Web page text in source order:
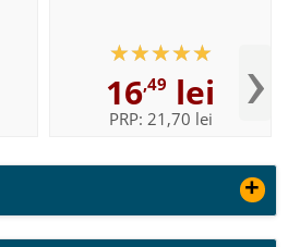
+
16,49 lei
PRP: 21,70 lei ›